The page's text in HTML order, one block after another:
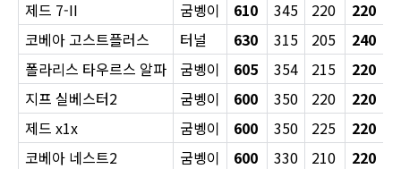
제드 7-II
굼벵이 610 345 220 220
코베아 고스트플러스
터널 630 315 205 240
폴라리스 타우르스 알파
굼벵이 605 354 215 220
지프 실베스터2
굼벵이 600 350 220 220
제드 x1x
굼벵이 600 350 225 220
코베아 네스트2
굼벵이 600 330 210 220